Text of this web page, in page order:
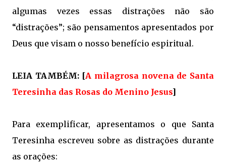
algumas vezes essas distrações não são
“distrações”; são pensamentos apresentados por
Deus que visam o nosso benefício espiritual.
LEIA TAMBÉM: [A milagrosa novena de Santa
Teresinha das Rosas do Menino Jesus]
Para exemplificar, apresentamos o que Santa
Teresinha escreveu sobre as distrações durante
as orações: